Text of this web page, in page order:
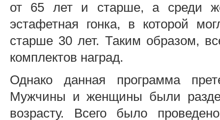
от 65 лет и старше, а среди
эстафетная гонка, в которой
старше 30 лет. Таким образом,
комплектов наград.
Однако данная программа
Мужчины и женщины были
возрасту. Всего было